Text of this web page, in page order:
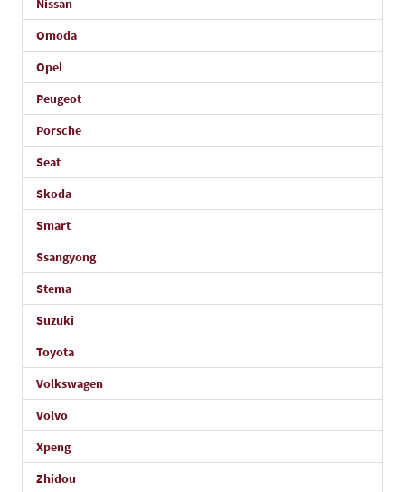
Nissan
Omoda
Opel
Peugeot
Porsche
Seat
Skoda
Smart
Ssangyong
Stema
Suzuki
Toyota
Volkswagen
Volvo
Xpeng
Zhidou